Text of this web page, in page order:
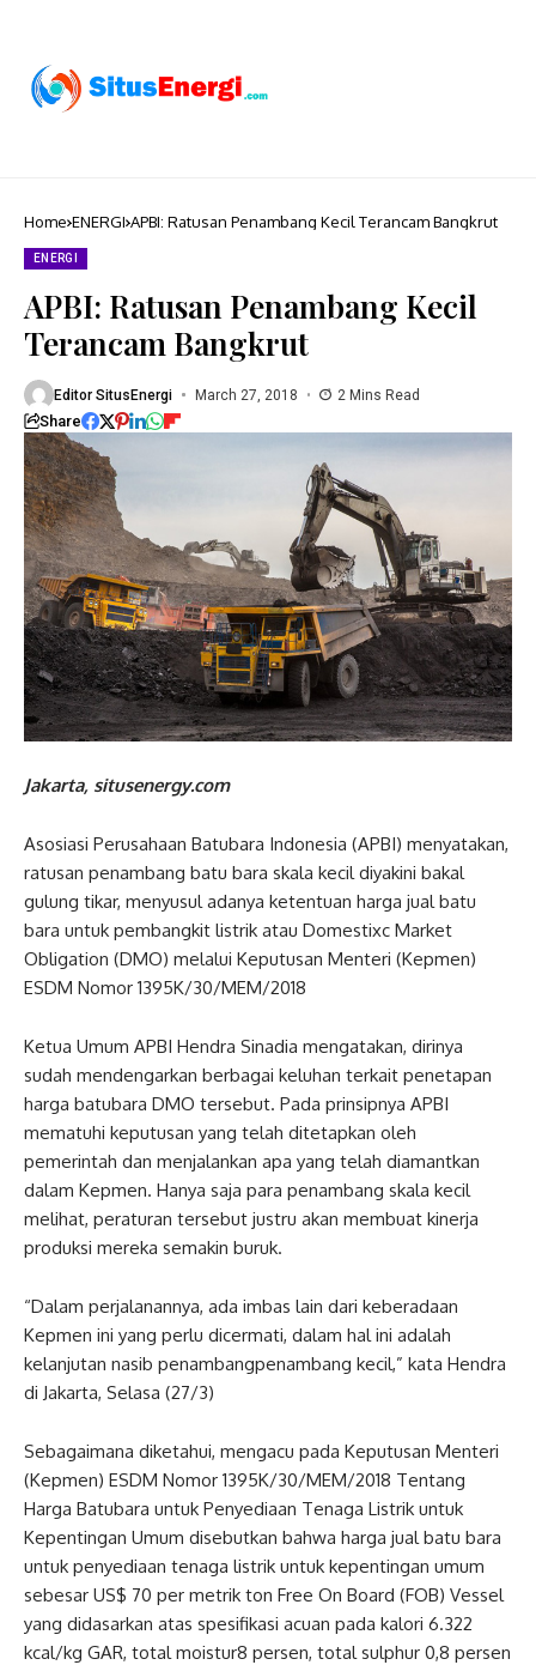
Home ENERGI APBI: Ratusan Penambang Kecil Terancam Bangkrut
ENERGI
APBI: Ratusan Penambang Kecil
Terancam Bangkrut
Editor SitusEnergi March 27, 2018 2 Mins Read
Share
Jakarta, situsenergy.com
Asosiasi Perusahaan Batubara Indonesia (APBI) menyatakan,
ratusan penambang batu bara skala kecil diyakini bakal
gulung tikar, menyusul adanya ketentuan harga jual batu
bara untuk pembangkit listrik atau Domestixc Market
Obligation (DMO) melalui Keputusan Menteri (Kepmen)
ESDM Nomor 1395K/30/MEM/2018
Ketua Umum APBI Hendra Sinadia mengatakan, dirinya
sudah mendengarkan berbagai keluhan terkait penetapan
harga batubara DMO tersebut. Pada prinsipnya APBI
mematuhi keputusan yang telah ditetapkan oleh
pemerintah dan menjalankan apa yang telah diamantkan
dalam Kepmen. Hanya saja para penambang skala kecil
melihat, peraturan tersebut justru akan membuat kinerja
produksi mereka semakin buruk.
“Dalam perjalanannya, ada imbas lain dari keberadaan
Kepmen ini yang perlu dicermati, dalam hal ini adalah
kelanjutan nasib penambangpenambang kecil,” kata Hendra
di Jakarta, Selasa (27/3)
Sebagaimana diketahui, mengacu pada Keputusan Menteri
(Kepmen) ESDM Nomor 1395K/30/MEM/2018 Tentang
Harga Batubara untuk Penyediaan Tenaga Listrik untuk
Kepentingan Umum disebutkan bahwa harga jual batu bara
untuk penyediaan tenaga listrik untuk kepentingan umum
sebesar US$ 70 per metrik ton Free On Board (FOB) Vessel
yang didasarkan atas spesifikasi acuan pada kalori 6.322
kcal/kg GAR, total moistur8 persen, total sulphur 0,8 persen